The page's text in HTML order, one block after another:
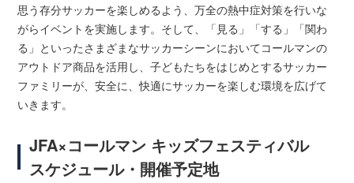
思う存分サッカーを楽しめるよう、万全の熱中症対策を行いな
がらイベントを実施します。そして、「見る」「する」「関わ
る」といったさまざまなサッカーシーンにおいてコールマンの
アウトドア商品を活用し、子どもたちをはじめとするサッカー
ファミリーが、安全に、快適にサッカーを楽しむ環境を広げて
いきます。
JFA×コールマン キッズフェスティバル
スケジュール・開催予定地